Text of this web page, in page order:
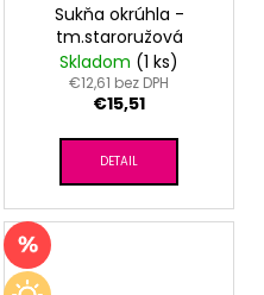
Sukňa okrúhla -
tm.staroružová
Skladom (1 ks)
€12,61 bez DPH
€15,51
DETAIL